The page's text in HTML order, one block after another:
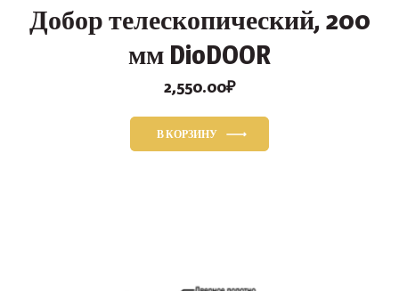
Добор телескопический, 200
мм DioDOOR
2,550.00₽
В КОРЗИНУ